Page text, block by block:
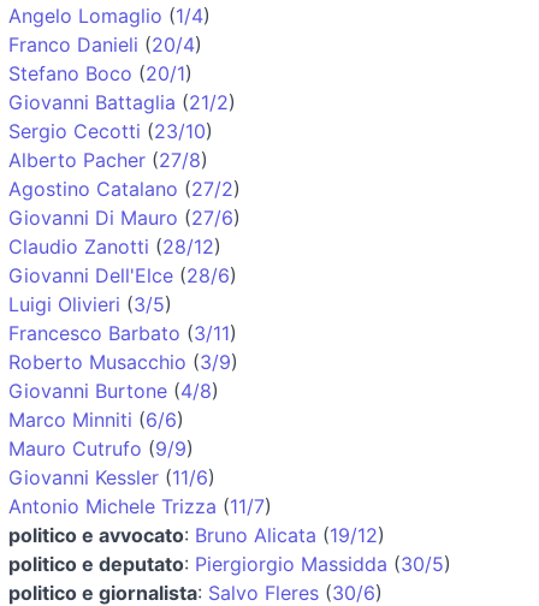
Angelo Lomaglio (1/4)
Franco Danieli (20/4)
Stefano Boco (20/1)
Giovanni Battaglia (21/2)
Sergio Cecotti (23/10)
Alberto Pacher (27/8)
Agostino Catalano (27/2)
Giovanni Di Mauro (27/6)
Claudio Zanotti (28/12)
Giovanni Dell'Elce (28/6)
Luigi Olivieri (3/5)
Francesco Barbato (3/11)
Roberto Musacchio (3/9)
Giovanni Burtone (4/8)
Marco Minniti (6/6)
Mauro Cutrufo (9/9)
Giovanni Kessler (11/6)
Antonio Michele Trizza (11/7)
politico e avvocato: Bruno Alicata (19/12)
politico e deputato: Piergiorgio Massidda (30/5)
politico e giornalista: Salvo Fleres (30/6)